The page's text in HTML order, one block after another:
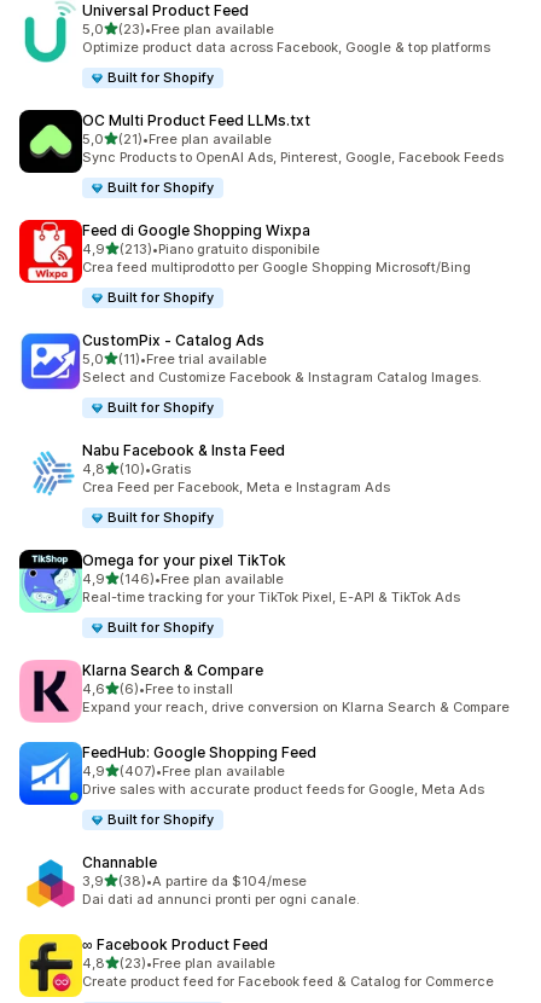
Universal Product Feed
5,0stelle su 5
(23)
23 recensioni totali
•Free plan available
Optimize product data across Facebook, Google & top platforms
Built for Shopify
OC Multi Product Feed LLMs.txt
5,0stelle su 5
(21)
21 recensioni totali
•Free plan available
Sync Products to OpenAI Ads, Pinterest, Google, Facebook Feeds
Built for Shopify
Feed di Google Shopping Wixpa
4,9stelle su 5
(213)
213 recensioni totali
•Piano gratuito disponibile
Crea feed multiprodotto per Google Shopping Microsoft/Bing
Built for Shopify
CustomPix ‑ Catalog Ads
5,0stelle su 5
(11)
11 recensioni totali
•Free trial available
Select and Customize Facebook & Instagram Catalog Images.
Built for Shopify
Nabu Facebook & Insta Feed
4,8stelle su 5
(10)
10 recensioni totali
•Gratis
Crea Feed per Facebook, Meta e Instagram Ads
Built for Shopify
Omega for your pixel TikTok
4,9stelle su 5
(146)
146 recensioni totali
•Free plan available
Real-time tracking for your TikTok Pixel, E-API & TikTok Ads
Built for Shopify
Klarna Search & Compare
4,6stelle su 5
(6)
6 recensioni totali
•Free to install
Expand your reach, drive conversion on Klarna Search & Compare
FeedHub: Google Shopping Feed
4,9stelle su 5
(407)
407 recensioni totali
•Free plan available
Drive sales with accurate product feeds for Google, Meta Ads
Built for Shopify
Channable
3,9stelle su 5
(38)
38 recensioni totali
•A partire da $104/mese
Dai dati ad annunci pronti per ogni canale.
∞ Facebook Product Feed
4,8stelle su 5
(23)
23 recensioni totali
•Free plan available
Create product feed for Facebook feed & Catalog for Commerce